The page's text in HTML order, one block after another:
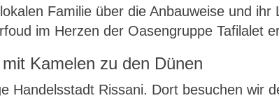
Familie über die Anbauweise und
im Herzen der Oasengruppe Tafilalet
Kamelen zu den Dünen
Handelsstadt Rissani. Dort besuchen wir